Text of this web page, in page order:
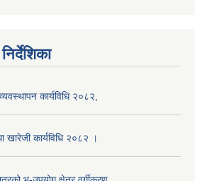
कार्यविधि २०८२,
खारेजी कार्यविधि २०८२ ।